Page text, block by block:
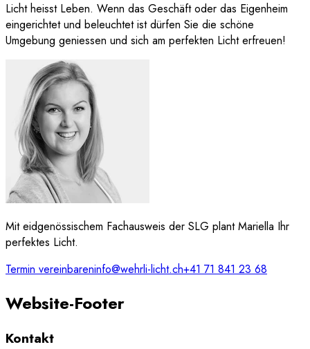
Licht heisst Leben. Wenn das Geschäft oder das Eigenheim
eingerichtet und beleuchtet ist dürfen Sie die schöne
Umgebung geniessen und sich am perfekten Licht erfreuen!
Mit eidgenössischem Fachausweis der SLG plant Mariella Ihr
perfektes Licht.
Termin vereinbareninfo@wehrli-licht.ch+41 71 841 23 68
Website-Footer
Kontakt